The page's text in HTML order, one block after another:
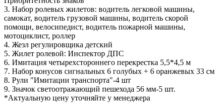
3. Набор ролевых жилетов: водитель легковой машины,
самокат, водитель грузовой машины, водитель скорой
помощи, велосипедист, водитель пожарной машины,
мотоциклист, роллер
4. Жезл регулировщика детский
5. Жилет ролевой: Инспектор ДПС
6. Имитация четырехстороннего перекрестка 5,5*4,5 м
7. Набор конусов сигнальных 6 голубых + 6 оранжевых 33 см
8. Рули "Имитации транспорта"-4 шт
9. Значок светоотражающий пешехода 56 мм-5 шт.
*Актуальную цену уточняйте у менеджера